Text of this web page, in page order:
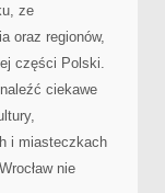
ze
oraz regionów,
części Polski.
ciekawe
i miasteczkach
nie